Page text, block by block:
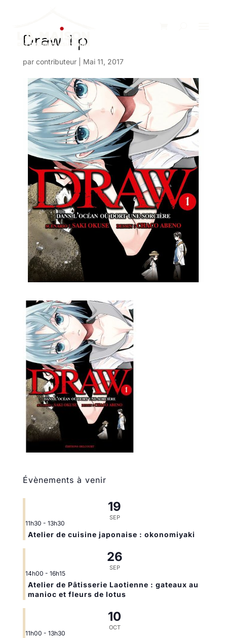
Draw 1 p
par contributeur| Mai 11, 2017
Évènements à venir
19
SEP
11h30 - 13h30
Atelier de cuisine japonaise : okonomiyaki
26
SEP
14h00 - 16h15
Atelier de Pâtisserie Laotienne : gateaux au
manioc et fleurs de lotus
10
OCT
11h00 - 13h30